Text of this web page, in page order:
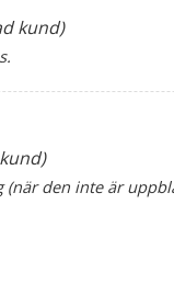
kund)
(när den inte är